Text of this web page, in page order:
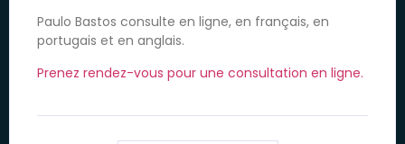
Paulo Bastos consulte en ligne, en français, en
portugais et en anglais.
Prenez rendez-vous pour une consultation en ligne.